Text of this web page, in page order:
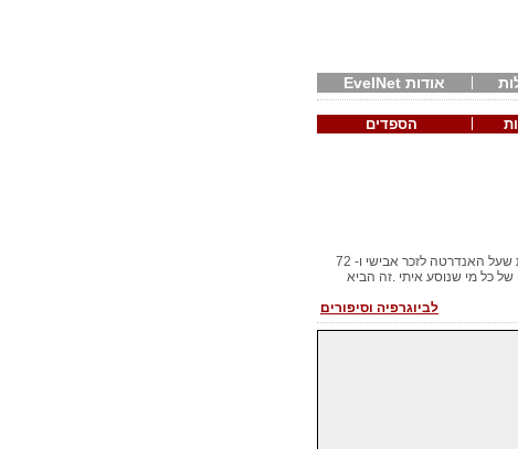
אודות EvelNet
הספדים
כל פעם שאני מזדמנת בצמת צבר אני קוראת את הכתובית שעל האנדרטה לזכר אבישי ו- 72
כל מי שנוסע איתי .זה הביא
לביוגרפיה וסיפורים